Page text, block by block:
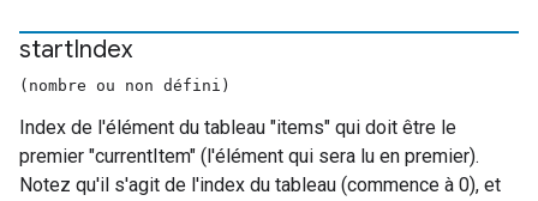
startIndex
(nombre ou non défini)
Index de l'élément du tableau "items" qui doit être le
premier "currentItem" (l'élément qui sera lu en premier).
Notez qu'il s'agit de l'index du tableau (commence à 0), et